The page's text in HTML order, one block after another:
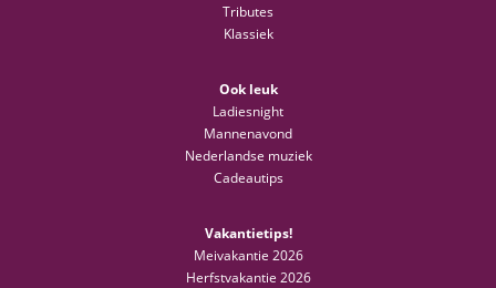
Tributes
Klassiek
Ook leuk
Ladiesnight
Mannenavond
Nederlandse muziek
Cadeautips
Vakantietips!
Meivakantie 2026
Herfstvakantie 2026